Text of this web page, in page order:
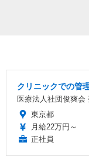
クリニックでの管
医療法人社団俊爽会
東京都
月給22万円～
正社員